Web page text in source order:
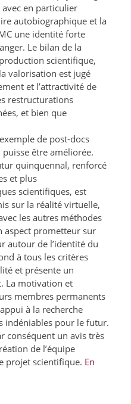
en particulier
autobiographique et la
une identité forte
Le bilan de la
scientifique,
valorisation est jugé
et l’attractivité de
restructurations
et bien que
de post-docs
être améliorée.
quinquennal, renforcé
et plus
scientifiques, est
sur la réalité virtuelle,
les autres méthodes
aspect prometteur sur
autour de l’identité du
à tous les critères
et présente un
La motivation et
membres permanents
à la recherche
indéniables pour le futur.
conséquent un avis très
de l’équipe
projet scientifique. En